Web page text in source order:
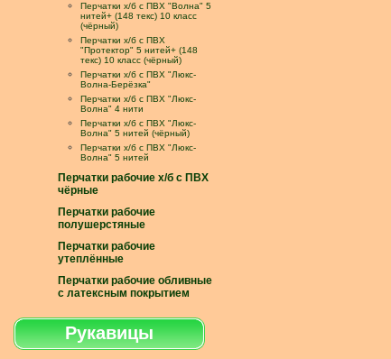
Перчатки х/б с ПВХ "Волна" 5
нитей+ (148 текс) 10 класс
(чёрный)
Перчатки х/б с ПВХ
"Протектор" 5 нитей+ (148
текс) 10 класс (чёрный)
Перчатки х/б с ПВХ "Люкс-
Волна-Берёзка"
Перчатки х/б с ПВХ "Люкс-
Волна" 4 нити
Перчатки х/б с ПВХ "Люкс-
Волна" 5 нитей (чёрный)
Перчатки х/б с ПВХ "Люкс-
Волна" 5 нитей
Перчатки рабочие х/б с ПВХ
чёрные
Перчатки рабочие
полушерстяные
Перчатки рабочие
утеплённые
Перчатки рабочие обливные
с латексным покрытием
Рукавицы